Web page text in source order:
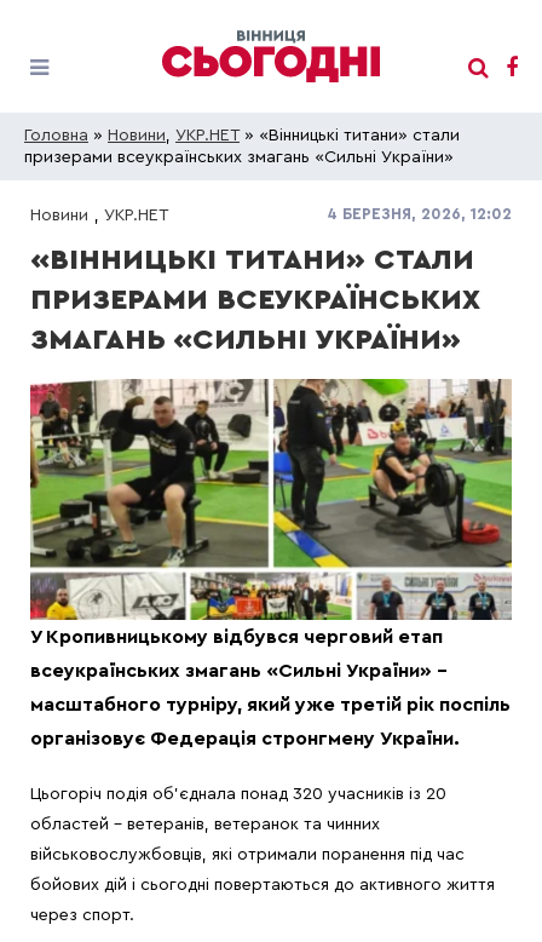
Головна » Новини, УКР.НЕТ» «Вінницькі титани» стали
призерами всеукраїнських змагань «Сильні України»
Новини , УКР.НЕТ 4 БЕРЕЗНЯ, 2026, 12:02
«ВІННИЦЬКІ ТИТАНИ» СТАЛИ
ПРИЗЕРАМИ ВСЕУКРАЇНСЬКИХ
ЗМАГАНЬ «СИЛЬНІ УКРАЇНИ»
У Кропивницькому відбувся черговий етап
всеукраїнських змагань «Сильні України» –
масштабного турніру, який уже третій рік поспіль
організовує Федерація стронгмену України.
Цьогоріч подія об’єднала понад 320 учасників із 20
областей – ветеранів, ветеранок та чинних
військовослужбовців, які отримали поранення під час
бойових дій і сьогодні повертаються до активного життя
через спорт.